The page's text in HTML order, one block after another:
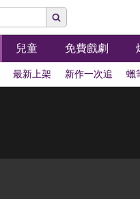
兒童 免費戲劇
最新上架 新作一次追 蠟